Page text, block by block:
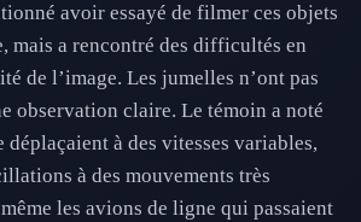
avoir essayé de filmer ces objets
mais a rencontré des difficultés en
de l’image. Les jumelles n’ont pas
observation claire. Le témoin a noté
déplaçaient à des vitesses variables,
à des mouvements très
les avions de ligne qui passaient